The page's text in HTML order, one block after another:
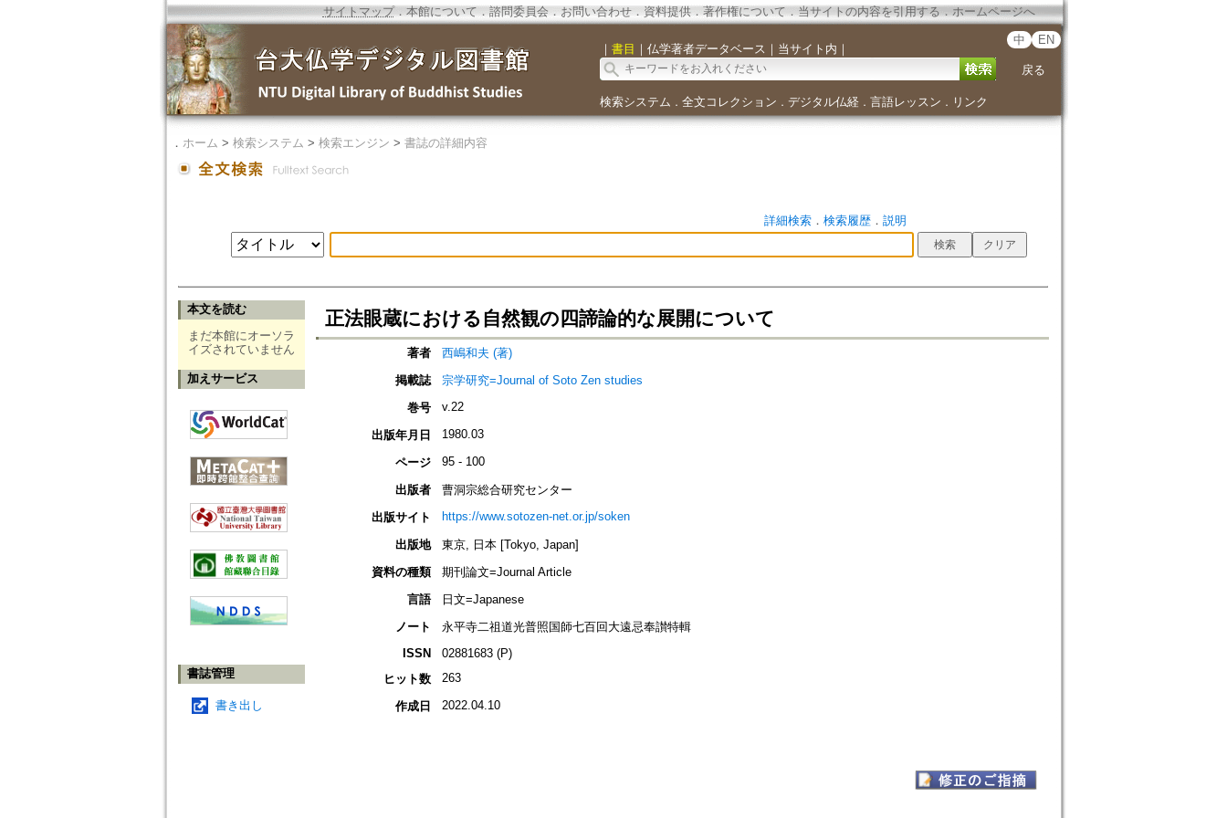
サイトマップ．本館について ． 諮問委員会． お問い合わせ． 資料提供． 著作権について．当サイトの内容を引用する ． ホームページへ
｜ 書目 ｜ 仏学著者データベース ｜ 当サイト内 ｜
中 EN
戻る
検索システム ． 全文コレクション ． デジタル仏経． 言語レッスン ． リンク
． ホーム > 検索システム > 検索エンジン > 書誌の詳細内容
詳細検索． 検索履歴． 説明
本文を読む
まだ本館にオーソラ
イズされていません
加えサービス
書誌管理
書き出し
正法眼蔵における自然観の四諦論的な展開について
著者
西嶋和夫 (著)
掲載誌
宗学研究=Journal of Soto Zen studies
巻号
v.22
出版年月日 1980.03
ページ 95 - 100
出版者
曹洞宗総合研究センター
出版サイト
https://www.sotozen-net.or.jp/soken
出版地
東京, 日本 [Tokyo, Japan]
資料の種類
期刊論文=Journal Article
言語
日文=Japanese
ノート
永平寺二祖道光普照国師七百回大遠忌奉讃特輯
ISSN
02881683 (P)
ヒット数
263
作成日 2022.04.10